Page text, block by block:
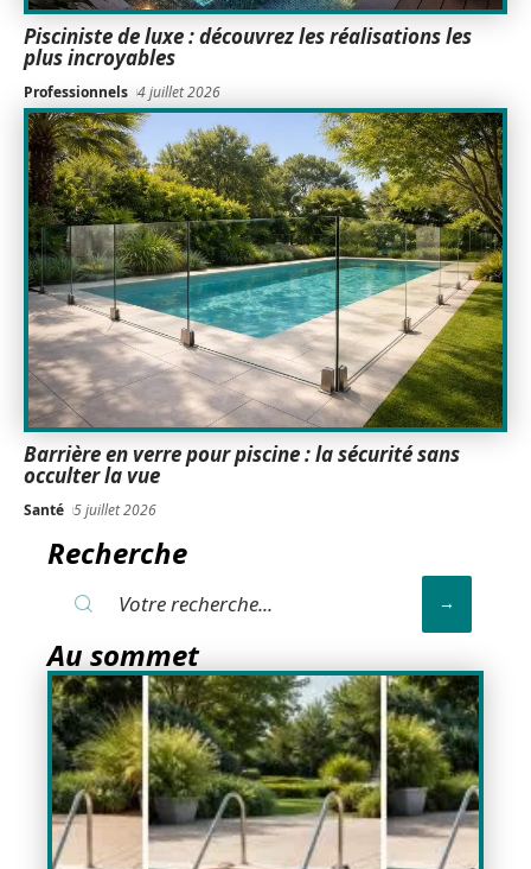
Pisciniste de luxe : découvrez les réalisations les
plus incroyables
Professionnels 4 juillet 2026
Barrière en verre pour piscine : la sécurité sans
occulter la vue
Santé 5 juillet 2026
Recherche
Au sommet